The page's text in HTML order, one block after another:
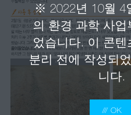
※ 2022년 10월 4
의 환경 과학 사업
었습니다. 이 콘텐
분리 전에 작성되
니다.
OK